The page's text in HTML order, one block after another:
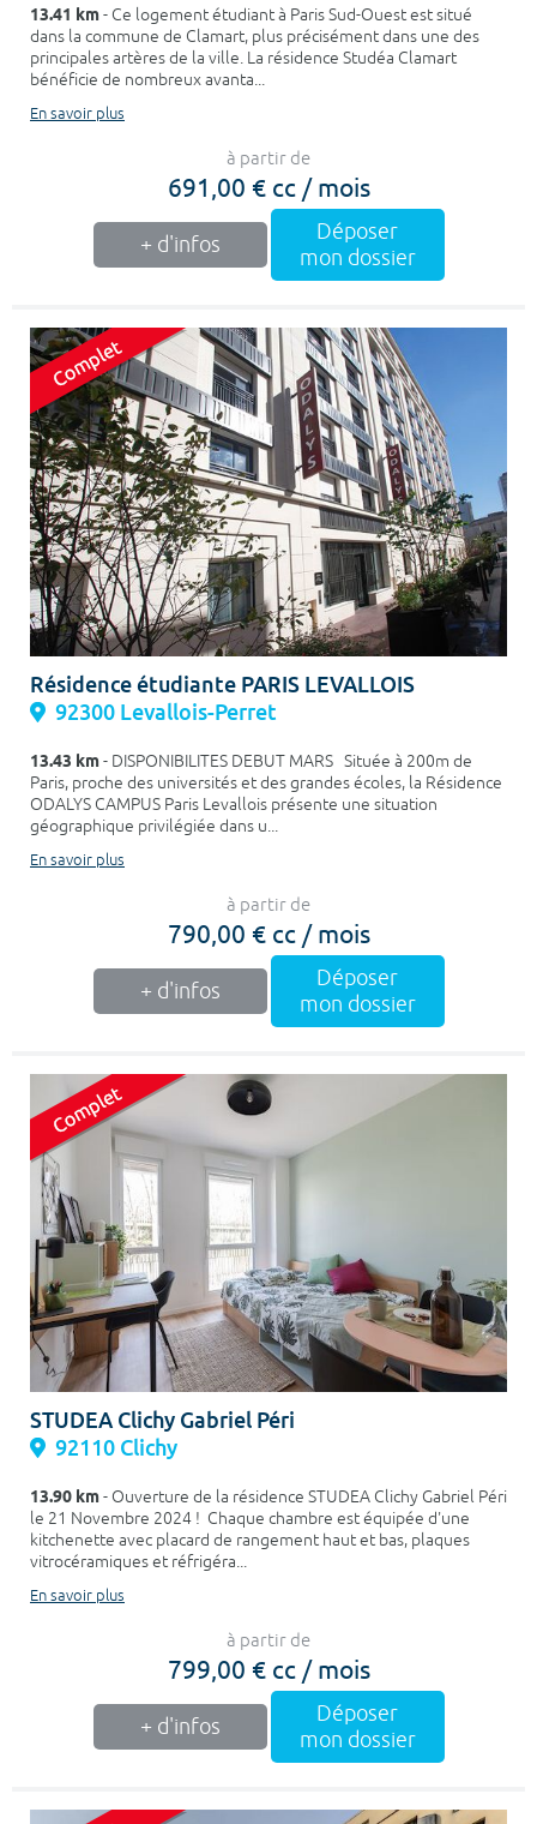
13.41 km- Ce logement étudiant à Paris Sud-Ouest est situé
dans la commune de Clamart, plus précisément dans une des
principales artères de la ville. La résidence Studéa Clamart
bénéficie de nombreux avanta...
En savoir plus
à partir de
691,00 € cc / mois
+ d'infos
Déposer
mon dossier
Résidence étudiante PARIS LEVALLOIS
92300 Levallois-Perret
13.43 km- DISPONIBILITES DEBUT MARS Située à 200m de
Paris, proche des universités et des grandes écoles, la Résidence
ODALYS CAMPUS Paris Levallois présente une situation
géographique privilégiée dans u...
En savoir plus
à partir de
790,00 € cc / mois
+ d'infos
Déposer
mon dossier
STUDEA Clichy Gabriel Péri
92110 Clichy
13.90 km- Ouverture de la résidence STUDEA Clichy Gabriel Péri
le 21 Novembre 2024 ! Chaque chambre est équipée d'une
kitchenette avec placard de rangement haut et bas, plaques
vitrocéramiques et réfrigéra...
En savoir plus
à partir de
799,00 € cc / mois
+ d'infos
Déposer
mon dossier